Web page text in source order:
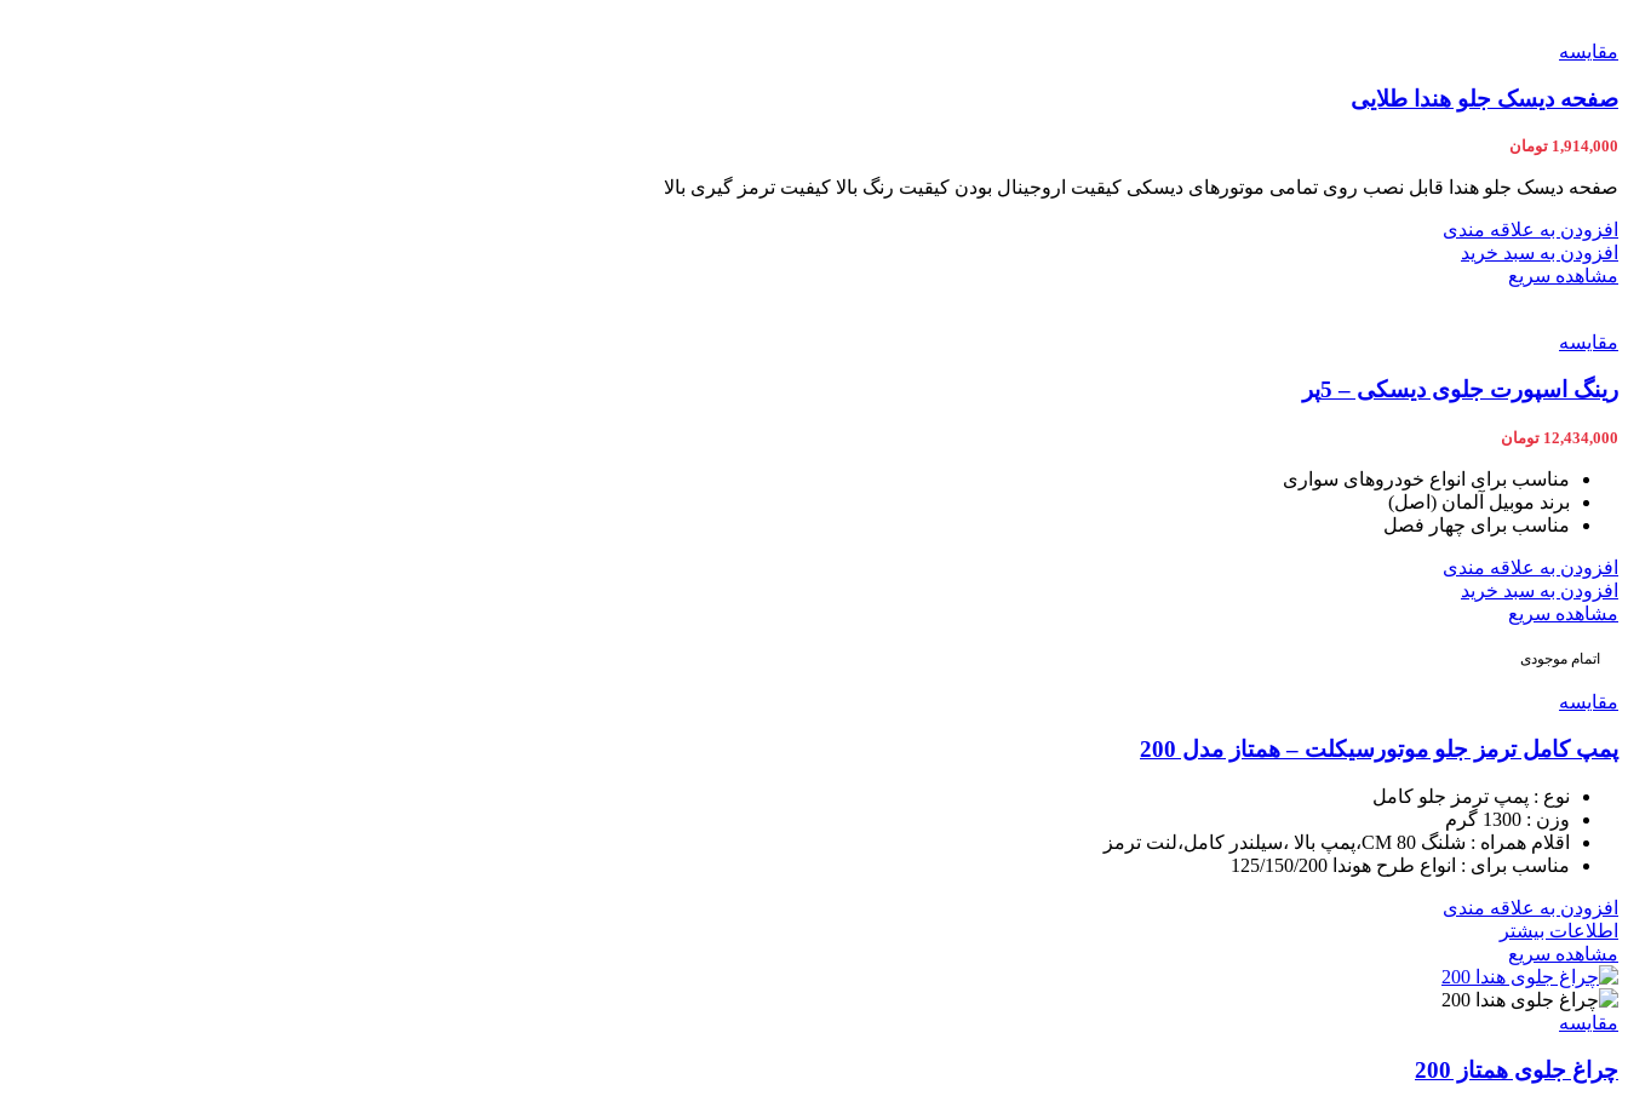
مقایسه
صفحه دیسک جلو هندا طلایی
1,914,000 تومان
صفحه دیسک جلو هندا قابل نصب روی تمامی موتورهای دیسکی کیقیت اروجینال بودن کیقیت رنگ بالا کیفیت ترمز گیری بالا
افزودن به علاقه مندی
افزودن به سبد خرید
مشاهده سریع
مقایسه
رینگ اسپورت جلوی دیسکی – 5پر
12,434,000 تومان
مناسب برای انواع خودروهای سواری
برند موبیل آلمان (اصل)
مناسب برای چهار فصل
افزودن به علاقه مندی
افزودن به سبد خرید
مشاهده سریع
اتمام موجودی
مقایسه
پمپ کامل ترمز جلو موتورسیکلت – همتاز مدل 200
نوع : پمپ ترمز جلو کامل
وزن : 1300 گرم
اقلام همراه : شلنگ 80 CM،پمپ بالا ،سیلندر کامل،لنت ترمز
مناسب برای : انواع طرح هوندا 125/150/200
افزودن به علاقه مندی
اطلاعات بیشتر
مشاهده سریع
مقایسه
چراغ جلوی همتاز 200